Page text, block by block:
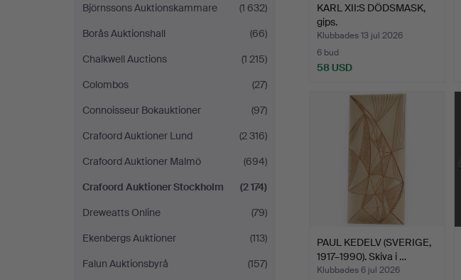
Björnssons Auktionskammare
(1 632)
Borås Auktionshall
(66)
Chalkwell Auctions
(1 215)
Colombos
(27)
Connoisseur Bokauktioner
(97)
Crafoord Auktioner Lund
(2 316)
Crafoord Auktioner Malmö
(694)
Crafoord Auktioner Stockholm
(2 174)
Dreweatts Online
(79)
Ekenbergs Auktioner
(113)
Falun Auktionsbyrå
(157)
KARL XII:S DÖDSMASK,
gips.
Klubbades 13 jul 2026
6 bud
58 USD
PAUL KEDELV (SVERIGE,
1917–1990). Skiva i …
Klubbades 6 jul 2026